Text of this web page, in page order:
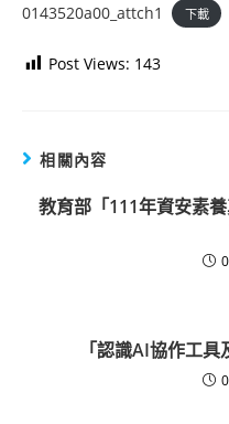
0143520a00_attch1 下載
Post Views: 143
相關內容
教育部「111年資安素
「認識AI協作工